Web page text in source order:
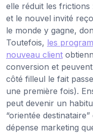
elle réduit les frictions
et le nouvel invité
le monde y gagne,
Toutefois, les
nouveau client
conversion et
côté filleul le fait
une première fois).
peut devenir un
“orientée
dépense marketing